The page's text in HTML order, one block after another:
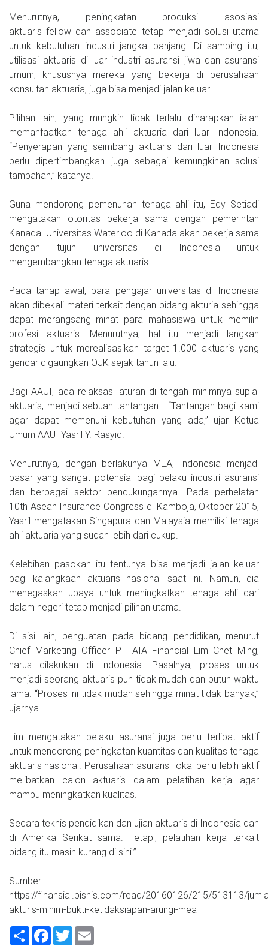
Menurutnya, peningkatan produksi asosiasi
aktuaris fellow dan associate tetap menjadi solusi utama
untuk kebutuhan industri jangka panjang. Di samping itu,
utilisasi aktuaris di luar industri asuransi jiwa dan asuransi
umum, khususnya mereka yang bekerja di perusahaan
konsultan aktuaria, juga bisa menjadi jalan keluar.
Pilihan lain, yang mungkin tidak terlalu diharapkan ialah
memanfaatkan tenaga ahli aktuaria dari luar Indonesia.
“Penyerapan yang seimbang aktuaris dari luar Indonesia
perlu dipertimbangkan juga sebagai kemungkinan solusi
tambahan,” katanya.
Guna mendorong pemenuhan tenaga ahli itu, Edy Setiadi
mengatakan otoritas bekerja sama dengan pemerintah
Kanada. Universitas Waterloo di Kanada akan bekerja sama
dengan tujuh universitas di Indonesia untuk
mengembangkan tenaga aktuaris.
Pada tahap awal, para pengajar universitas di Indonesia
akan dibekali materi terkait dengan bidang akturia sehingga
dapat merangsang minat para mahasiswa untuk memilih
profesi aktuaris. Menurutnya, hal itu menjadi langkah
strategis untuk merealisasikan target 1.000 aktuaris yang
gencar digaungkan OJK sejak tahun lalu.
Bagi AAUI, ada relaksasi aturan di tengah minimnya suplai
aktuaris, menjadi sebuah tantangan. “Tantangan bagi kami
agar dapat memenuhi kebutuhan yang ada,” ujar Ketua
Umum AAUI Yasril Y. Rasyid.
Menurutnya, dengan berlakunya MEA, Indonesia menjadi
pasar yang sangat potensial bagi pelaku industri asuransi
dan berbagai sektor pendukungannya. Pada perhelatan
10th Asean Insurance Congress di Kamboja, Oktober 2015,
Yasril mengatakan Singapura dan Malaysia memiliki tenaga
ahli aktuaria yang sudah lebih dari cukup.
Kelebihan pasokan itu tentunya bisa menjadi jalan keluar
bagi kalangkaan aktuaris nasional saat ini. Namun, dia
menegaskan upaya untuk meningkatkan tenaga ahli dari
dalam negeri tetap menjadi pilihan utama.
Di sisi lain, penguatan pada bidang pendidikan, menurut
Chief Marketing Officer PT AIA Financial Lim Chet Ming,
harus dilakukan di Indonesia. Pasalnya, proses untuk
menjadi seorang aktuaris pun tidak mudah dan butuh waktu
lama. “Proses ini tidak mudah sehingga minat tidak banyak,”
ujarnya.
Lim mengatakan pelaku asuransi juga perlu terlibat aktif
untuk mendorong peningkatan kuantitas dan kualitas tenaga
aktuaris nasional. Perusahaan asuransi lokal perlu lebih aktif
melibatkan calon aktuaris dalam pelatihan kerja agar
mampu meningkatkan kualitas.
Secara teknis pendidikan dan ujian aktuaris di Indonesia dan
di Amerika Serikat sama. Tetapi, pelatihan kerja terkait
bidang itu masih kurang di sini.”
Sumber:
https://finansial.bisnis.com/read/20160126/215/513113/
akturis-minim-bukti-ketidaksiapan-arungi-mea
ShareFacebook
Twitter